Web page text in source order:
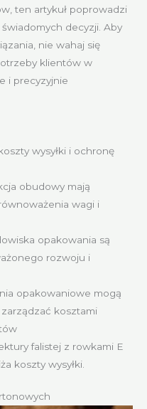
ten artykuł poprowadzi
decyzji. Aby
nie wahaj się
klientów w
i precyzyjnie
wysyłki i ochronę
obudowy mają
wagi i
opakowania są
rozwoju i
opakowaniowe mogą
kosztami
falistej z rowkami E
koszty wysyłki.